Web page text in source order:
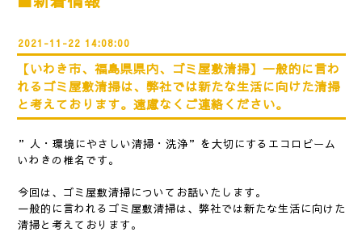
2021-11-22 14:08:00
【いわき市、福島県県内、ゴミ屋敷清掃】一般的に言わ
れるゴミ屋敷清掃は、弊社では新たな生活に向けた清掃
と考えております。遠慮なくご連絡ください。
”人・環境にやさしい清掃・洗浄”を大切にするエコロビーム
いわきの椎名です。
今回は、ゴミ屋敷清掃についてお話いたします。
一般的に言われるゴミ屋敷清掃は、弊社では新たな生活に向けた
清掃と考えております。